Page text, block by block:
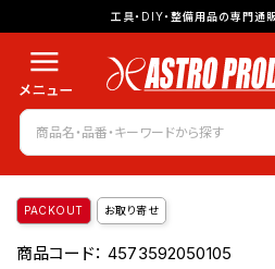
工具・DIY・整備用品の専門通
PACKOUT お取り寄せ
商品コード：4573592050105